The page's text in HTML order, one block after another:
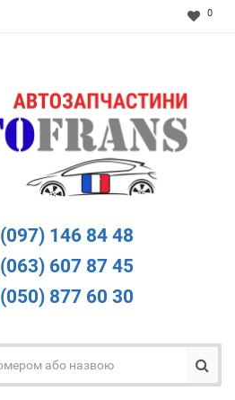
0
(097) 146 84 48
(063) 607 87 45
(050) 877 60 30